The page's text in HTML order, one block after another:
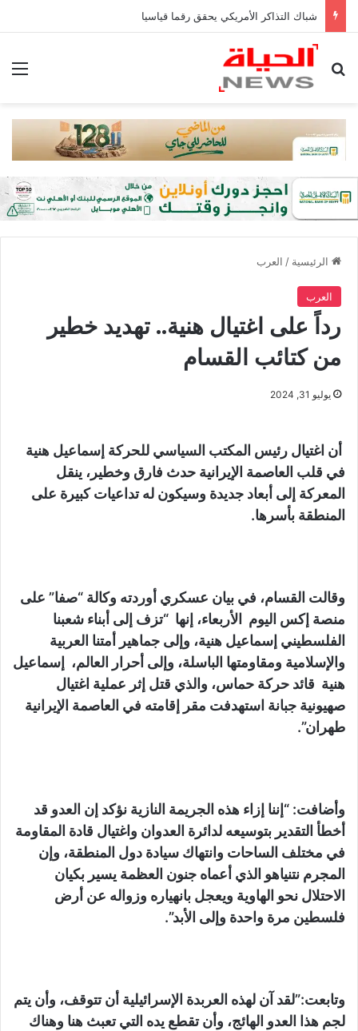
شباك التذاكر الأمريكي يحقق رقما قياسيا
بحث عن
الرئيسية / العرب
العرب
رداً على اغتيال هنية.. تهديد خطير
من كتائب القسام
يوليو 31, 2024
أن اغتيال رئيس المكتب السياسي للحركة إسماعيل هنية
في قلب العاصمة الإيرانية حدث فارق وخطير، ينقل
المعركة إلى أبعاد جديدة وسيكون له تداعيات كبيرة على
المنطقة بأسرها.
وقالت القسام، في بيان عسكري أوردته وكالة “صفا” على
منصة إكس اليوم الأربعاء، إنها “تزف إلى أبناء شعبنا
الفلسطيني إسماعيل هنية، وإلى جماهير أمتنا العربية
والإسلامية ومقاومتها الباسلة، وإلى أحرار العالم، إسماعيل
هنية قائد حركة حماس، والذي قتل إثر عملية اغتيال
صهيونية جبانة استهدفت مقر إقامته في العاصمة الإيرانية
طهران”.
وأضافت: “إننا إزاء هذه الجريمة النازية نؤكد إن العدو قد
أخطأ التقدير بتوسيعه لدائرة العدوان واغتيال قادة المقاومة
في مختلف الساحات وانتهاك سيادة دول المنطقة، وإن
المجرم نتنياهو الذي أعماه جنون العظمة يسير بكيان
الاحتلال نحو الهاوية ويعجل بانهياره وزواله عن أرض
فلسطين مرة واحدة وإلى الأبد”.
وتابعت:”لقد آن لهذه العربدة الإسرائيلية أن تتوقف، وأن يتم
لجم هذا العدو الهائج، وأن تقطع يده التي تعبث هنا وهناك